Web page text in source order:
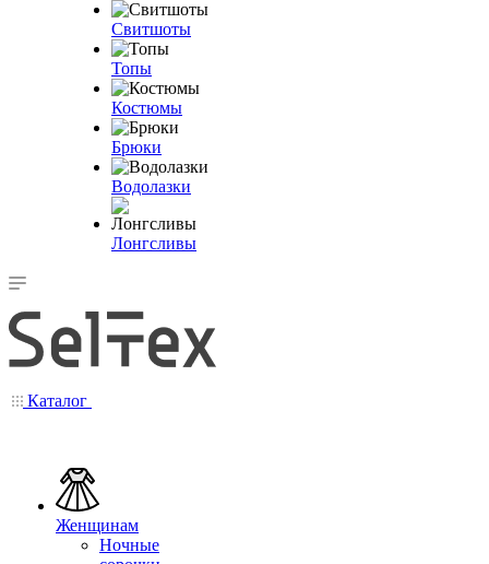
Свитшоты
Топы
Костюмы
Брюки
Водолазки
Лонгсливы
Каталог
Женщинам
Ночные